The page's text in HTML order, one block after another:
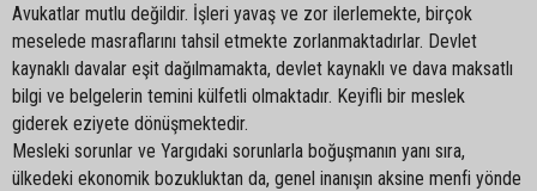
Avukatlar mutlu değildir. İşleri yavaş ve zor ilerlemekte, birçok
meselede masraflarını tahsil etmekte zorlanmaktadırlar. Devlet
kaynaklı davalar eşit dağılmamakta, devlet kaynaklı ve dava maksatlı
bilgi ve belgelerin temini külfetli olmaktadır. Keyifli bir meslek
giderek eziyete dönüşmektedir.
Mesleki sorunlar ve Yargıdaki sorunlarla boğuşmanın yanı sıra,
ülkedeki ekonomik bozukluktan da, genel inanışın aksine menfi yönde